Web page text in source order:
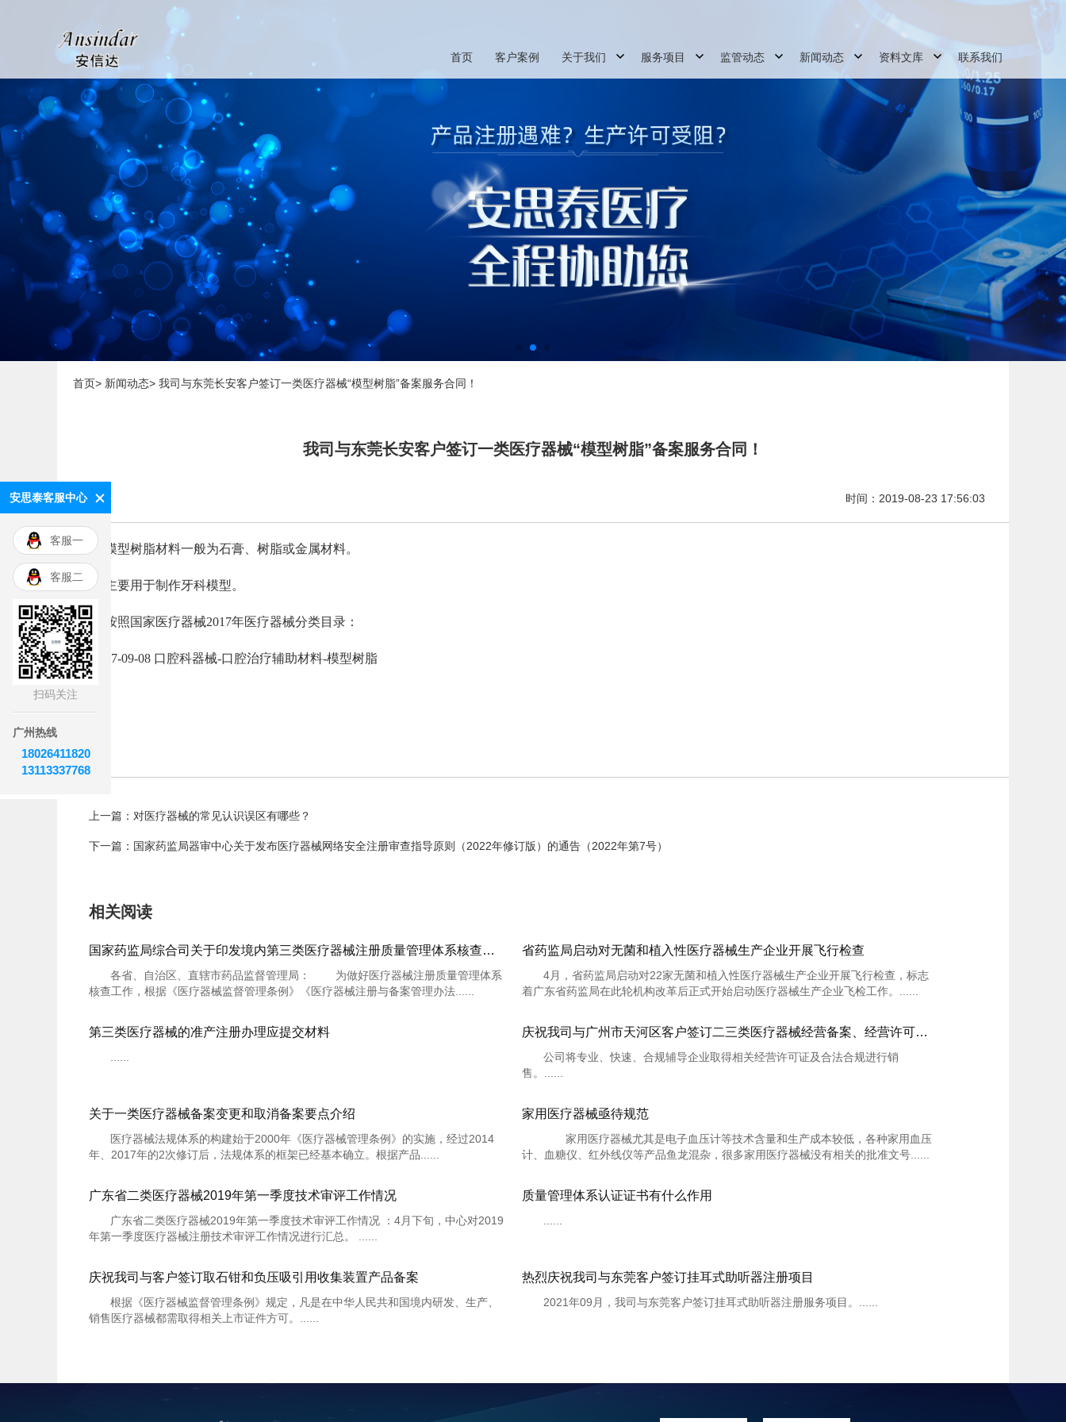
安思泰客服中心
客服一
客服二
扫码关注
广州热线
18026411820
13113337768
首页 客户案例 关于我们 服务项目 监管动态 新闻动态 资料文库 联系我们
首页> 新闻动态> 我司与东莞长安客户签订一类医疗器械“模型树脂”备案服务合同！
我司与东莞长安客户签订一类医疗器械“模型树脂”备案服务合同！
时间：2019-08-23 17:56:03
模型树脂材料一般为石膏、树脂或金属材料。
主要用于制作牙科模型。
按照国家医疗器械2017年医疗器械分类目录：
17-09-08 口腔科器械-口腔治疗辅助材料-模型树脂
上一篇：对医疗器械的常见认识误区有哪些？
下一篇：国家药监局器审中心关于发布医疗器械网络安全注册审查指导原则（2022年修订版）的通告（2022年第7号）
相关阅读
国家药监局综合司关于印发境内第三类医疗器械注册质量管理体系核查工作程序的通知 药监综械注〔2022〕13号
各省、自治区、直辖市药品监督管理局： 为做好医疗器械注册质量管理体系
核查工作，根据《医疗器械监督管理条例》《医疗器械注册与备案管理办法......
省药监局启动对无菌和植入性医疗器械生产企业开展飞行检查
4月，省药监局启动对22家无菌和植入性医疗器械生产企业开展飞行检查，标志
着广东省药监局在此轮机构改革后正式开始启动医疗器械生产企业飞检工作。......
第三类医疗器械的准产注册办理应提交材料 庆祝我司与广州市天河区客户签订二三类医疗器械经营备案、经营许可证技术辅导合同。
公司将专业、快速、合规辅导企业取得相关经营许可证及合法合规进行销
售。......
关于一类医疗器械备案变更和取消备案要点介绍
医疗器械法规体系的构建始于2000年《医疗器械管理条例》的实施，经过2014
年、2017年的2次修订后，法规体系的框架已经基本确立。根据产品......
家用医疗器械亟待规范
家用医疗器械尤其是电子血压计等技术含量和生产成本较低，各种家用血压
计、血糖仪、红外线仪等产品鱼龙混杂，很多家用医疗器械没有相关的批准文号......
广东省二类医疗器械2019年第一季度技术审评工作情况
广东省二类医疗器械2019年第一季度技术审评工作情况 ：4月下旬，中心对2019
年第一季度医疗器械注册技术审评工作情况进行汇总。 ......
质量管理体系认证证书有什么作用
庆祝我司与客户签订取石钳和负压吸引用收集装置产品备案
根据《医疗器械监督管理条例》规定，凡是在中华人民共和国境内研发、生产、
销售医疗器械都需取得相关上市证件方可。......
热烈庆祝我司与东莞客户签订挂耳式助听器注册项目
2021年09月，我司与东莞客户签订挂耳式助听器注册服务项目。......